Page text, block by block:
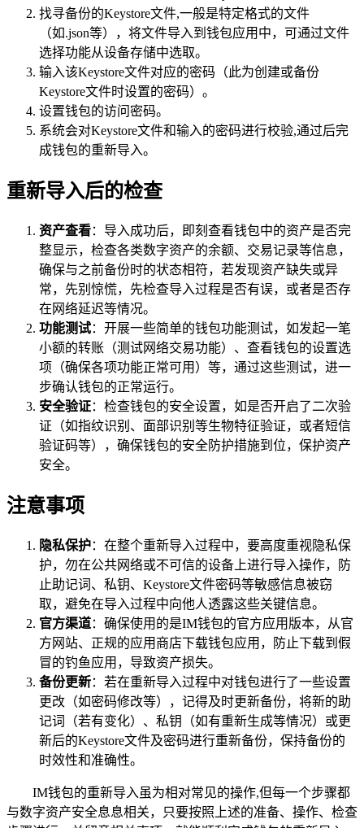
找寻备份的Keystore文件,一般是特定格式的文件
（如.json等），将文件导入到钱包应用中，可通过文件
选择功能从设备存储中选取。
输入该Keystore文件对应的密码（此为创建或备份
Keystore文件时设置的密码）。
设置钱包的访问密码。
系统会对Keystore文件和输入的密码进行校验,通过后完
成钱包的重新导入。
重新导入后的检查
资产查看：导入成功后，即刻查看钱包中的资产是否完
整显示，检查各类数字资产的余额、交易记录等信息，
确保与之前备份时的状态相符，若发现资产缺失或异
常，先别惊慌，先检查导入过程是否有误，或者是否存
在网络延迟等情况。
功能测试：开展一些简单的钱包功能测试，如发起一笔
小额的转账（测试网络交易功能）、查看钱包的设置选
项（确保各项功能正常可用）等，通过这些测试，进一
步确认钱包的正常运行。
安全验证：检查钱包的安全设置，如是否开启了二次验
证（如指纹识别、面部识别等生物特征验证，或者短信
验证码等），确保钱包的安全防护措施到位，保护资产
安全。
注意事项
隐私保护：在整个重新导入过程中，要高度重视隐私保
护，勿在公共网络或不可信的设备上进行导入操作，防
止助记词、私钥、Keystore文件密码等敏感信息被窃
取，避免在导入过程中向他人透露这些关键信息。
官方渠道：确保使用的是IM钱包的官方应用版本，从官
方网站、正规的应用商店下载钱包应用，防止下载到假
冒的钓鱼应用，导致资产损失。
备份更新：若在重新导入过程中对钱包进行了一些设置
更改（如密码修改等），记得及时更新备份，将新的助
记词（若有变化）、私钥（如有重新生成等情况）或更
新后的Keystore文件及密码进行重新备份，保持备份的
时效性和准确性。
IM钱包的重新导入虽为相对常见的操作,但每一个步骤都
与数字资产安全息息相关，只要按照上述的准备、操作、检查